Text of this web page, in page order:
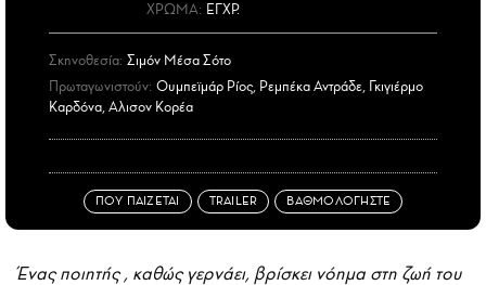
ΧΡΩΜΑ: ΕΓΧΡ.
Σκηνοθεσία: Σιμόν Μέσα Σότο
Πρωταγωνιστούν: Ουμπεϊμάρ Ρίος, Ρεμπέκα Αντράδε, Γκιγιέρμο
Καρδόνα, Αλισον Κορέα
ΠΟΥ ΠΑΙΖΕΤΑΙ TRAILER ΒΑΘΜΟΛΟΓΗΣΤΕ
Ένας ποιητής , καθώς γερνάει, βρίσκει νόημα στη ζωή του